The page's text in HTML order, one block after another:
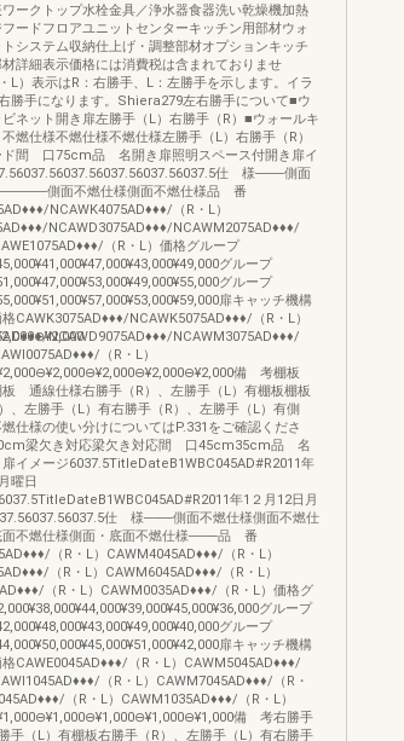
ークトップ水栓金具／浄水器食器洗い乾燥機加熱
ードフロアユニットセンターキッチン用部材ウォ
システム収納仕上げ・調整部材オプションキッチ
詳細表示価格には消費税は含まれておりませ
L）表示はR：右勝手、L：左勝手を示します。イラ
勝手になります。Shiera279左右勝手について■ウ
ビネット開き扉左勝手（L）右勝手（R）■ウォールキ
燃仕様不燃仕様不燃仕様左勝手（L）右勝手（R）
ド間 口75cm品 名開き扉照明スペース付開き扉イ
仕 様───側面
側面不燃仕様側面不燃仕様品 番
NCAWK4075AD♦♦♦/（R・L）
NCAWD3075AD♦♦♦/NCAWM2075AD♦♦♦/
（R・L）価格グループ
グループ
グループ
扉キャッチ機構
CAWK3075AD♦♦♦/NCAWK5075AD♦♦♦/（R・L）
NCAWD9075AD♦♦♦/NCAWM3075AD♦♦♦/
（R・L）
備 考棚板
板 通線仕様右勝手（R）、左勝手（L）有棚板棚板
、左勝手（L）有右勝手（R）、左勝手（L）有側
仕様の使い分けについてはP.331をご確認くださ
梁欠き対応梁欠き対応間 口45cm35cm品 名
扉イメージ6037.5TitleDateB1WBC045AD#R2011年
曜日
年1２月12日月
仕 様───側面不燃仕様側面不燃仕
面不燃仕様側面・底面不燃仕様───品 番
（R・L）CAWM4045AD♦♦♦/（R・L）
（R・L）CAWM6045AD♦♦♦/（R・L）
（R・L）CAWM0035AD♦♦♦/（R・L）価格グ
グループ
グループ
扉キャッチ機構
CAWE0045AD♦♦♦/（R・L）CAWM5045AD♦♦♦/
（R・L）CAWM7045AD♦♦♦/（R・
（R・L）CAWM1035AD♦♦♦/（R・L）
備 考右勝手
勝手（L）有棚板右勝手（R）、左勝手（L）有右勝手